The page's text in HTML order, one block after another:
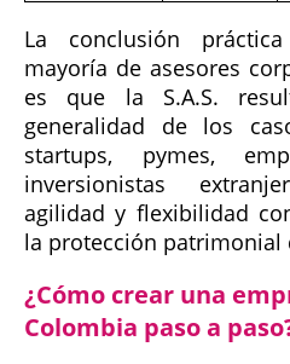
La conclusión
mayoría de asesores
es que la S.A.S.
generalidad de los
startups, pymes,
inversionistas
agilidad y flexibilidad
la protección patrimonial
¿Cómo crear una
Colombia paso a